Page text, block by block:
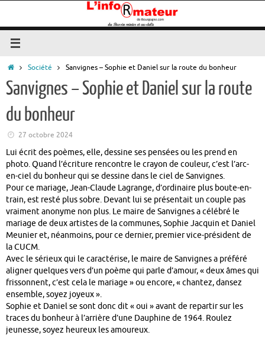
contenu
Accueil
Société Sanvignes – Sophie et Daniel sur la route du bonheur
Sanvignes – Sophie et Daniel sur la route
du bonheur
27 octobre 2024
Lui écrit des poèmes, elle, dessine ses pensées ou les prend en
photo. Quand l’écriture rencontre le crayon de couleur, c’est l’arc-
en-ciel du bonheur qui se dessine dans le ciel de Sanvignes.
Pour ce mariage, Jean-Claude Lagrange, d’ordinaire plus boute-en-
train, est resté plus sobre. Devant lui se présentait un couple pas
vraiment anonyme non plus. Le maire de Sanvignes a célébré le
mariage de deux artistes de la communes, Sophie Jacquin et Daniel
Meunier et, néanmoins, pour ce dernier, premier vice-président de
la CUCM.
Avec le sérieux qui le caractérise, le maire de Sanvignes a préféré
aligner quelques vers d’un poème qui parle d’amour, « deux âmes qui
frissonnent, c’est cela le mariage » ou encore, « chantez, dansez
ensemble, soyez joyeux ».
Sophie et Daniel se sont donc dit « oui » avant de repartir sur les
traces du bonheur à l’arrière d’une Dauphine de 1964. Roulez
jeunesse, soyez heureux les amoureux.